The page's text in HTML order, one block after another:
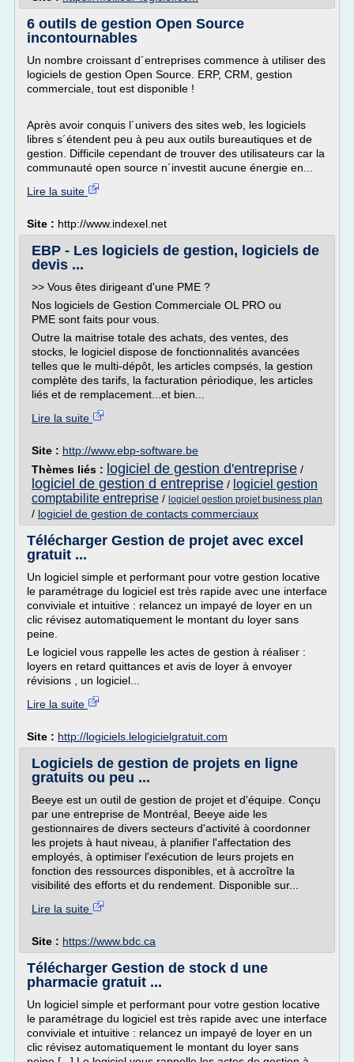
6 outils de gestion Open Source
incontournables
Un nombre croissant d´entreprises commence à utiliser des
logiciels de gestion Open Source. ERP, CRM, gestion
commerciale, tout est disponible !
Après avoir conquis l´univers des sites web, les logiciels
libres s´étendent peu à peu aux outils bureautiques et de
gestion. Difficile cependant de trouver des utilisateurs car la
communauté open source n´investit aucune énergie en...
Lire la suite
Site : http://www.indexel.net
EBP - Les logiciels de gestion, logiciels de
devis ...
>> Vous êtes dirigeant d'une PME ?
Nos logiciels de Gestion Commerciale OL PRO ou
PME sont faits pour vous.
Outre la maitrise totale des achats, des ventes, des
stocks, le logiciel dispose de fonctionnalités avancées
telles que le multi-dépôt, les articles compsés, la gestion
complète des tarifs, la facturation périodique, les articles
liés et de remplacement...et bien...
Lire la suite
Site : http://www.ebp-software.be
Thèmes liés : logiciel de gestion d'entreprise /
logiciel de gestion d entreprise / logiciel gestion
comptabilite entreprise / logiciel gestion projet business plan
/ logiciel de gestion de contacts commerciaux
Télécharger Gestion de projet avec excel
gratuit ...
Un logiciel simple et performant pour votre gestion locative
le paramétrage du logiciel est très rapide avec une interface
conviviale et intuitive : relancez un impayé de loyer en un
clic révisez automatiquement le montant du loyer sans
peine.
Le logiciel vous rappelle les actes de gestion à réaliser :
loyers en retard quittances et avis de loyer à envoyer
révisions , un logiciel...
Lire la suite
Site : http://logiciels.lelogicielgratuit.com
Logiciels de gestion de projets en ligne
gratuits ou peu ...
Beeye est un outil de gestion de projet et d'équipe. Conçu
par une entreprise de Montréal, Beeye aide les
gestionnaires de divers secteurs d'activité à coordonner
les projets à haut niveau, à planifier l'affectation des
employés, à optimiser l'exécution de leurs projets en
fonction des ressources disponibles, et à accroître la
visibilité des efforts et du rendement. Disponible sur...
Lire la suite
Site : https://www.bdc.ca
Télécharger Gestion de stock d une
pharmacie gratuit ...
Un logiciel simple et performant pour votre gestion locative
le paramétrage du logiciel est très rapide avec une interface
conviviale et intuitive : relancez un impayé de loyer en un
clic révisez automatiquement le montant du loyer sans